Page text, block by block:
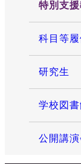
特別支
科目等履
研究生
学校図
公開講